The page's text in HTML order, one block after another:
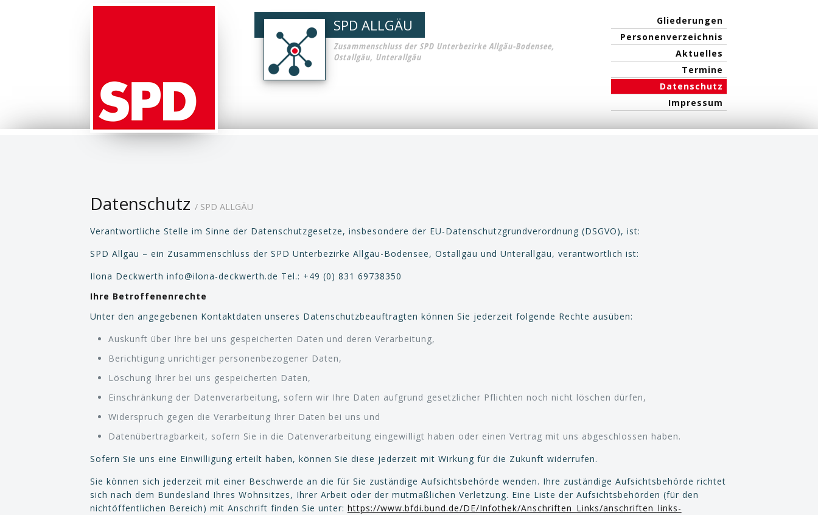
SPD ALLGÄU
Zusammenschluss der SPD Unterbezirke Allgäu-Bodensee,
Ostallgäu, Unterallgäu
Gliederungen
Personenverzeichnis
Aktuelles
Termine
Datenschutz
Impressum
Datenschutz / SPD ALLGÄU
Verantwortliche Stelle im Sinne der Datenschutzgesetze, insbesondere der EU-Datenschutzgrundverordnung (DSGVO), ist:
SPD Allgäu – ein Zusammenschluss der SPD Unterbezirke Allgäu-Bodensee, Ostallgäu und Unterallgäu, verantwortlich ist:
Ilona Deckwerth info@ilona-deckwerth.de Tel.: +49 (0) 831 69738350
Ihre Betroffenenrechte
Unter den angegebenen Kontaktdaten unseres Datenschutzbeauftragten können Sie jederzeit folgende Rechte ausüben:
Auskunft über Ihre bei uns gespeicherten Daten und deren Verarbeitung,
Berichtigung unrichtiger personenbezogener Daten,
Löschung Ihrer bei uns gespeicherten Daten,
Einschränkung der Datenverarbeitung, sofern wir Ihre Daten aufgrund gesetzlicher Pflichten noch nicht löschen dürfen,
Widerspruch gegen die Verarbeitung Ihrer Daten bei uns und
Datenübertragbarkeit, sofern Sie in die Datenverarbeitung eingewilligt haben oder einen Vertrag mit uns abgeschlossen haben.
Sofern Sie uns eine Einwilligung erteilt haben, können Sie diese jederzeit mit Wirkung für die Zukunft widerrufen.
Sie können sich jederzeit mit einer Beschwerde an die für Sie zuständige Aufsichtsbehörde wenden. Ihre zuständige Aufsichtsbehörde richtet
sich nach dem Bundesland Ihres Wohnsitzes, Ihrer Arbeit oder der mutmaßlichen Verletzung. Eine Liste der Aufsichtsbehörden (für den
nichtöffentlichen Bereich) mit Anschrift finden Sie unter: https://www.bfdi.bund.de/DE/Infothek/Anschriften_Links/anschriften_links-